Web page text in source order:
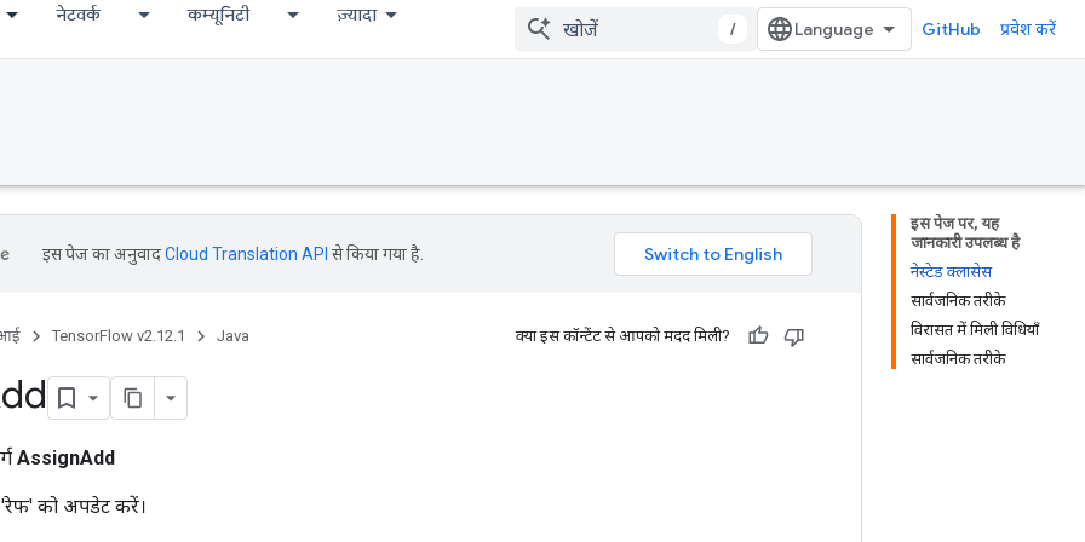
नेटवर्क कम्यूनिटी ज़्यादा
/ GitHub प्रवेश करें
इस पेज पर, यह
जानकारी उपलब्ध है
नेस्टेड क्लासेस
सार्वजनिक तरीके
विरासत में मिली विधियाँ
सार्वजनिक तरीके
इस पेज का अनुवादCloud Translation API से किया गया है.
TensorFlow v2.12.1 Java क्या इस कॉन्टेंट से आपको मदद मिली?
AssignAdd
को अपडेट करें।